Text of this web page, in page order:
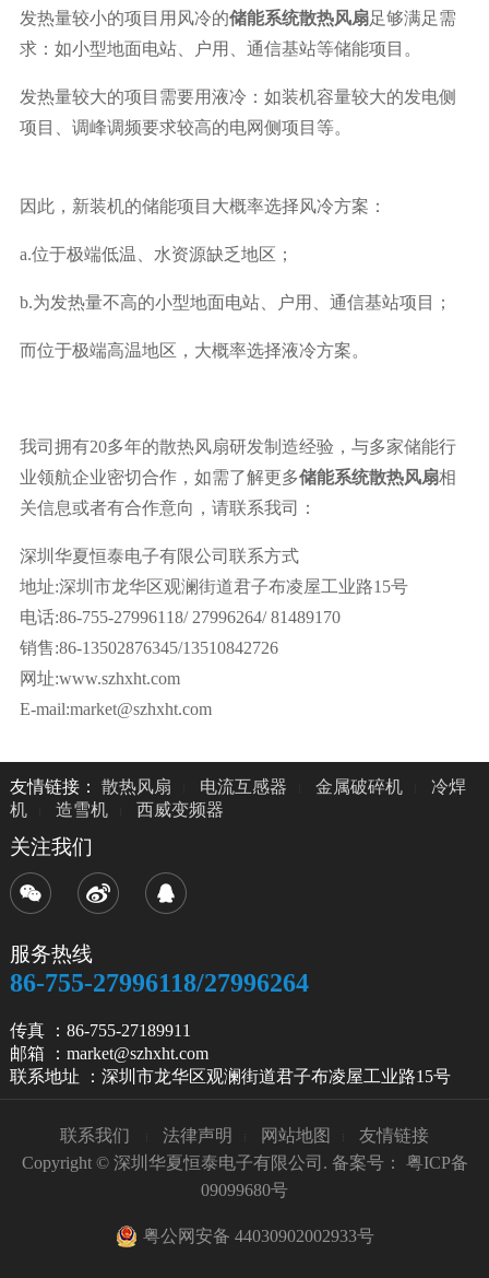
发热量较小的项目用风冷的储能系统散热风扇足够满足需
求：如小型地面电站、户用、通信基站等储能项目。
发热量较大的项目需要用液冷：如装机容量较大的发电侧
项目、调峰调频要求较高的电网侧项目等。
因此，新装机的储能项目大概率选择风冷方案：
a.位于极端低温、水资源缺乏地区；
b.为发热量不高的小型地面电站、户用、通信基站项目；
而位于极端高温地区，大概率选择液冷方案。
我司拥有20多年的散热风扇研发制造经验，与多家储能行
业领航企业密切合作，如需了解更多储能系统散热风扇相
关信息或者有合作意向，请联系我司：
深圳华夏恒泰电子有限公司联系方式
地址:深圳市龙华区观澜街道君子布凌屋工业路15号
电话:86-755-27996118/ 27996264/ 81489170
销售:86-13502876345/13510842726
网址:www.szhxht.com
E-mail:market@szhxht.com
友情链接： 散热风扇 电流互感器 金属破碎机
冷焊
机
造雪机 西威变频器
关注我们
服务热线
86-755-27996118/27996264
传真 ：86-755-27189911
邮箱 ：market@szhxht.com
联系地址 ：深圳市龙华区观澜街道君子布凌屋工业路15号
联系我们 法律声明 网站地图
友情链接
Copyright © 深圳华夏恒泰电子有限公司. 备案号： 粤ICP备
09099680号
粤公网安备 44030902002933号